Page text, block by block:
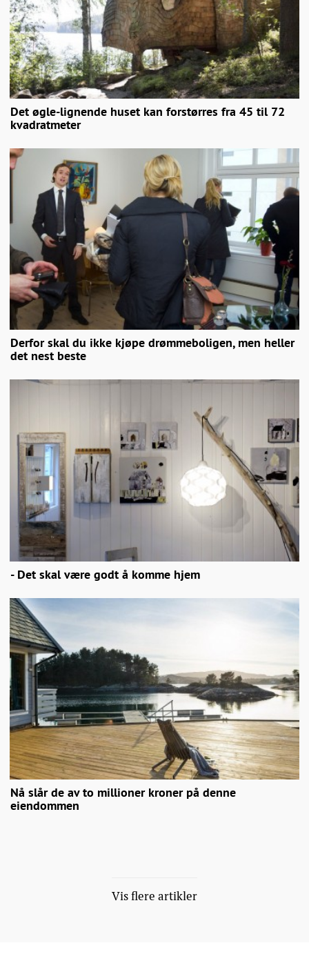
Det øgle-lignende huset kan forstørres fra 45 til 72
kvadratmeter
Derfor skal du ikke kjøpe drømmeboligen, men heller
det nest beste
- Det skal være godt å komme hjem
Nå slår de av to millioner kroner på denne
eiendommen
Vis flere artikler